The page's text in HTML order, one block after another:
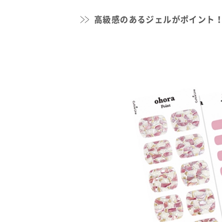
高級感のあるジェルがポイント